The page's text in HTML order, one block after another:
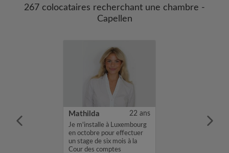
267 colocataires recherchant une chambre -
Capellen
Joris,
Mathilda 22 ans
Je m'installe à Luxembourg
en octobre pour effectuer
un stage de six mois à la
Cour des comptes